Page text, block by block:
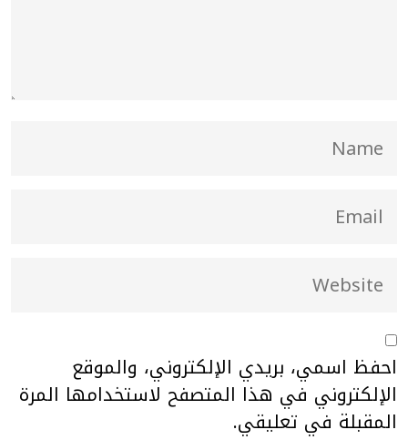
احفظ اسمي، بريدي الإلكتروني، والموقع
الإلكتروني في هذا المتصفح لاستخدامها المرة
المقبلة في تعليقي.